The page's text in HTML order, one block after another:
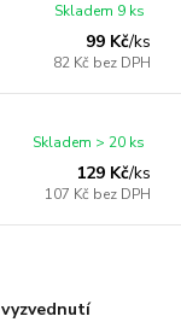
99 Kč/ks
82 Kč bez DPH
Skladem 9 ks
129 Kč/ks
107 Kč bez DPH
Skladem > 20 ks